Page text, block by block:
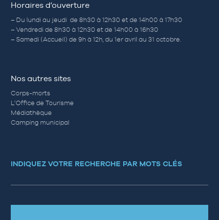
Horaires d’ouverture
– Du lundi au jeudi de 8h30 à 12h30 et de 14h00 à 17h30
– Vendredi de 8h30 à 12h30 et de 14h00 à 16h30
– Samedi (Accueil) de 9h à 12h, du 1er avril au 31 octobre.
Nos autres sites
Corps-morts
L’Office de Tourisme
Médiathèque
Camping municipal
INDIQUEZ VOTRE RECHERCHE PAR MOTS CLÉS